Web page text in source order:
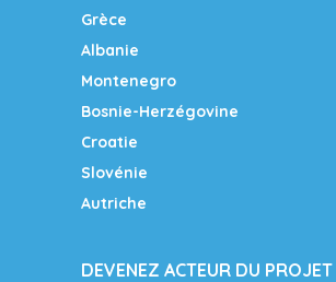
Grèce
Albanie
Montenegro
Bosnie-Herzégovine
Croatie
Slovénie
Autriche
DEVENEZ ACTEUR DU PROJET